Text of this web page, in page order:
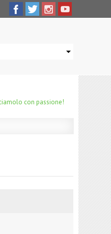
con passione!